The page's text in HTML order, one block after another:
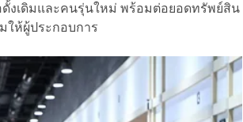
งเดิมและคนรุ่นใหม่ พร้อมต่อยอดทรัพย์สิน
ให้ผู้ประกอบการ